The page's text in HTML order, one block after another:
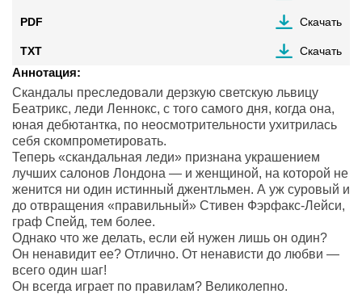
PDF Скачать
TXT Скачать
Аннотация:
Скандалы преследовали дерзкую светскую львицу
Беатрикс, леди Леннокс, с того самого дня, когда она,
юная дебютантка, по неосмотрительности ухитрилась
себя скомпрометировать.
Теперь «скандальная леди» признана украшением
лучших салонов Лондона — и женщиной, на которой не
женится ни один истинный джентльмен. А уж суровый и
до отвращения «правильный» Стивен Фэрфакс-Лейси,
граф Спейд, тем более.
Однако что же делать, если ей нужен лишь он один?
Он ненавидит ее? Отлично. От ненависти до любви —
всего один шаг!
Он всегда играет по правилам? Великолепно.